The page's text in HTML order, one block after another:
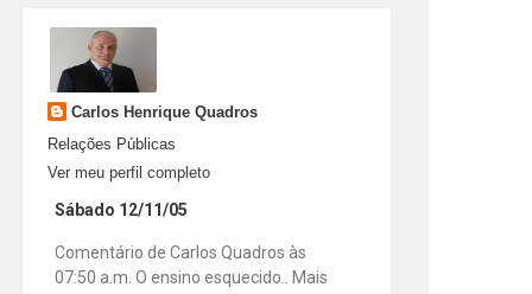
Carlos Henrique Quadros
Relações Públicas
Ver meu perfil completo
Sábado 12/11/05
Comentário de Carlos Quadros às
07:50 a.m. O ensino esquecido.. Mais